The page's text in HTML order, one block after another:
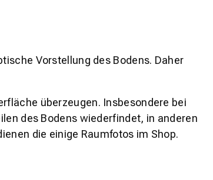
Vorstellung des Bodens. Daher
überzeugen. Insbesondere bei
des Bodens wiederfindet, in anderen
die einige Raumfotos im Shop.